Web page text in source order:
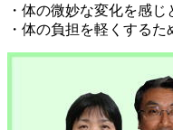
・体の微妙な変化を感じ
・体の負担を軽くするた